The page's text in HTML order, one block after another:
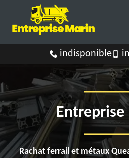
indisponible
Entreprise
Rachat ferrail et métaux